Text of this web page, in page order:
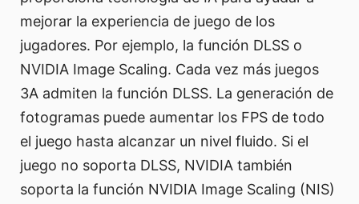
mejorar la experiencia de juego de los
jugadores. Por ejemplo, la función DLSS o
NVIDIA Image Scaling. Cada vez más juegos
3A admiten la función DLSS. La generación de
fotogramas puede aumentar los FPS de todo
el juego hasta alcanzar un nivel fluido. Si el
juego no soporta DLSS, NVIDIA también
soporta la función NVIDIA Image Scaling (NIS)